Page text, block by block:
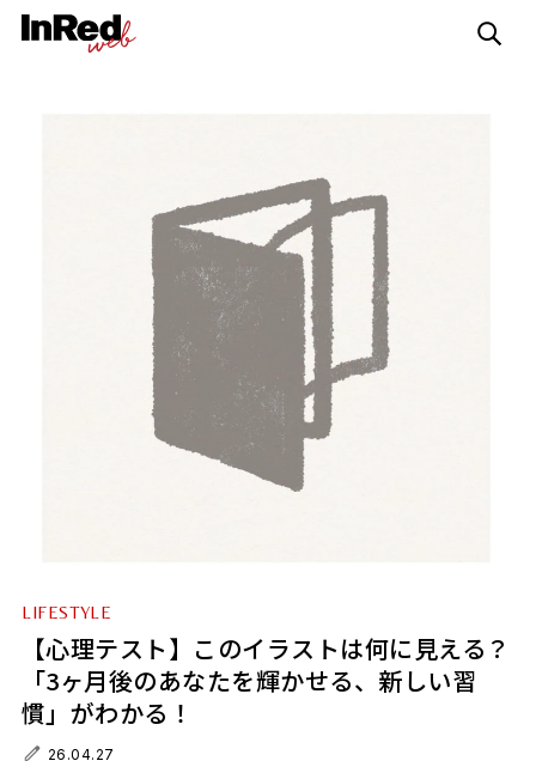
LIFESTYLE
【心理テスト】このイラストは何に見える？
「3ヶ月後のあなたを輝かせる、新しい習
慣」がわかる！
26.04.27